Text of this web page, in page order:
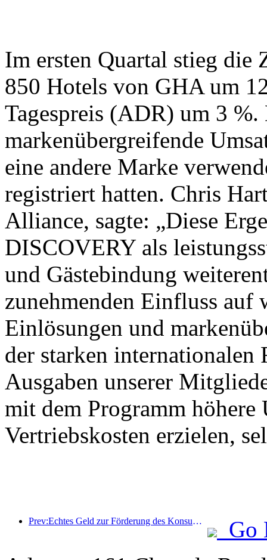
Im ersten Quartal stieg die
850 Hotels von GHA um
Tagespreis (ADR) um 3
markenübergreifende
eine andere Marke
registriert hatten. Chris
Alliance, sagte: „Diese
DISCOVERY als
und Gästebindung
zunehmenden Einfluss auf
Einlösungen und
der starken internationalen
Ausgaben unserer
mit dem Programm höhere
Vertriebskosten erzielen,
Prev:Echtes Geld zur Förderung des Konsums: Viele Orte haben Konsumgutscheine für Kultur und Tourismus zum 1. Mai ausgegeben
Go